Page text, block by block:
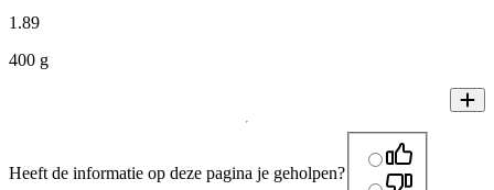
1 .89
400 g
Heeft de informatie op deze pagina je geholpen?